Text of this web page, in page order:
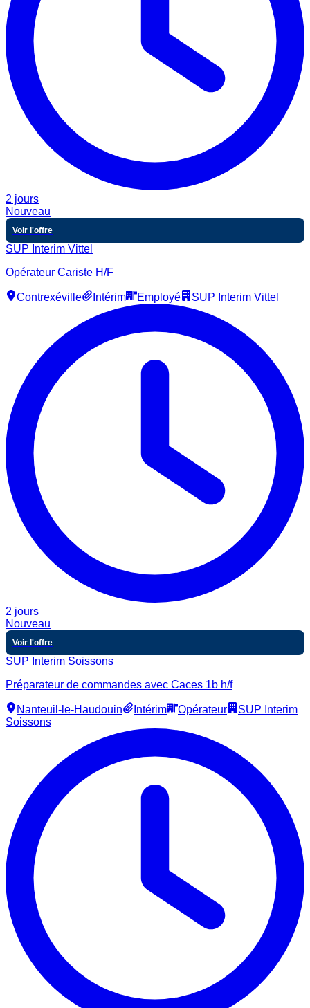
2 jours
Nouveau
Voir l'offre
SUP Interim Vittel
Opérateur Cariste H/F
Contrexéville Intérim Employé SUP Interim Vittel
2 jours
Nouveau
Voir l'offre
SUP Interim Soissons
Préparateur de commandes avec Caces 1b h/f
Nanteuil-le-Haudouin Intérim Opérateur
SUP Interim
Soissons